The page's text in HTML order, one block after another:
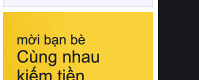
này, bạn sẽ cảm nhận rõ rệt sự khác
hồi chuẩn xác của phần đệm nâng đỡ
cột sống.
Bên cạnh đó, việc lựa chọn các dòng
sản phẩm đạt chuẩn chất lượng quốc